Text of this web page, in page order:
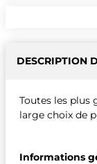
DESCRIPTION
Toutes les plus
large choix de
Informations